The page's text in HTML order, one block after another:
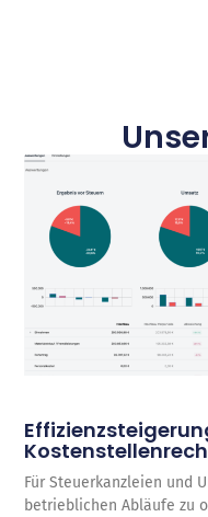
Für Steuerkanzleien und
betrieblichen Abläufe zu